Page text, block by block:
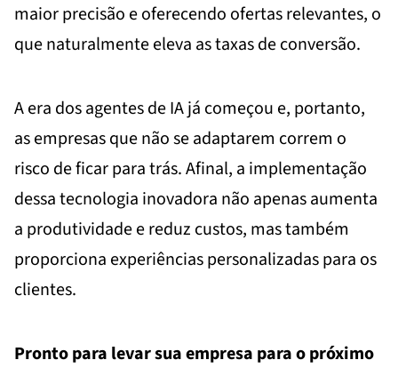
maior precisão e oferecendo ofertas relevantes, o
que naturalmente eleva as taxas de conversão.
A era dos agentes de IA já começou e, portanto,
as empresas que não se adaptarem correm o
risco de ficar para trás. Afinal, a implementação
dessa tecnologia inovadora não apenas aumenta
a produtividade e reduz custos, mas também
proporciona experiências personalizadas para os
clientes.
Pronto para levar sua empresa para o próximo